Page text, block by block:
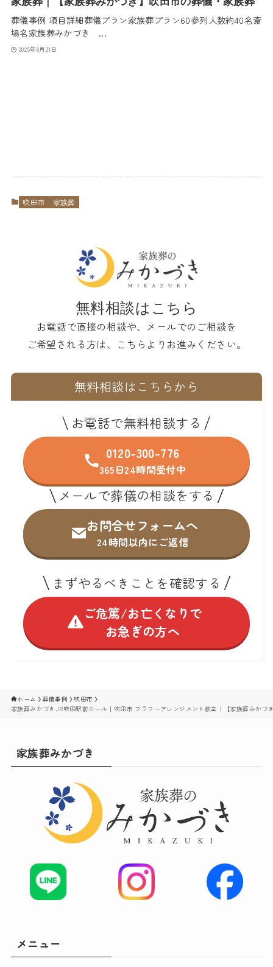
葬儀事例 項目詳細葬儀プラン家族葬プラン60参列人数約40名斎
場名家族葬みかづき ...
2025年8月21日
吹田市 家族葬
無料相談はこちら
お電話で直接の相談や、メールでのご相談を
ご希望される方は、こちらよりお進みください。
無料相談はこちらから
お電話で無料相談する
0120-300-776
365日24時間受付中
メールで葬儀の相談をする
お問合せフォームへ
24時間以内にご返信
まずやるべきことを確認する
ご危篤/お亡くなりで
お急ぎの方へ
ホーム 葬儀事例
吹田市
家族葬みかづきJR吹田駅前ホール｜吹田市 フラワーアレンジメント教室｜【家族葬みかづ
家族葬みかづき
メニュー